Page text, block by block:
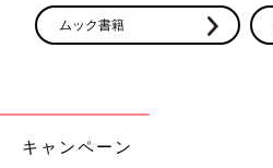
ムック書籍
キャンペーン